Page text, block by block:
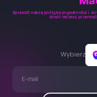
Sprawdź naszą politykę prywatnościi
chwili możesz
Wybierz